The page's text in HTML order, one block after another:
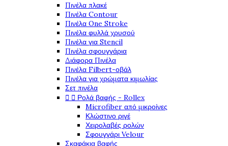
Πινέλα πλακέ
Πινέλα Contour
Πινέλα One Stroke
Πινέλα φυλλά χρυσού
Πινέλα για Stencil
Πινέλα σφουγγάρια
Διάφορα Πινέλα
Πινέλα Filbert-οβάλ
Πινέλα για χρώματα κιμωλίας
Σετ πινέλα
  Ρολά βαφής - Rollex
Microfiber από μικροίνες
Κλώστινο ριγέ
Χειρολαβές ρολών
Σφουγγάρι Velour
Σκαφάκια βαφής